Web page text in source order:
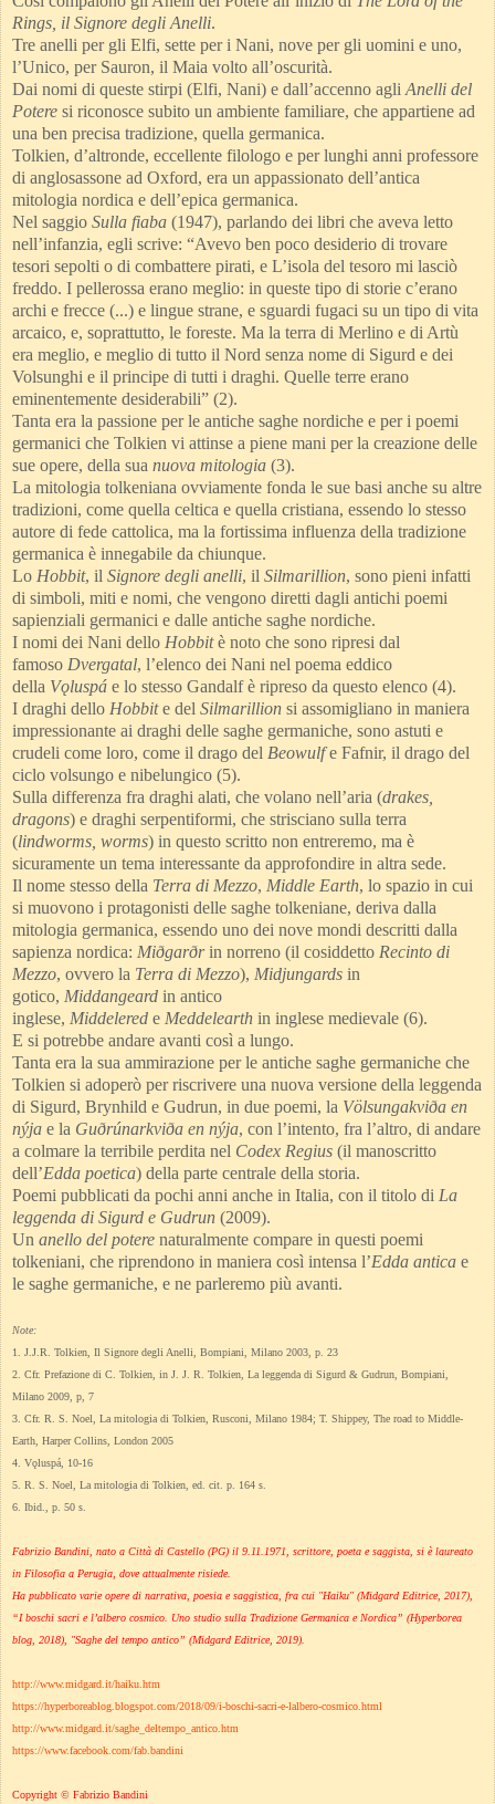
Rings, il Signore degli Anelli.
Tre anelli per gli Elfi, sette per i Nani, nove per gli uomini e uno,
l’Unico, per Sauron, il Maia volto all’oscurità.
Dai nomi di queste stirpi (Elfi, Nani) e dall’accenno agli Anelli del
Potere si riconosce subito un ambiente familiare, che appartiene ad
una ben precisa tradizione, quella germanica.
Tolkien, d’altronde, eccellente filologo e per lunghi anni professore
di anglosassone ad Oxford, era un appassionato dell’antica
mitologia nordica e dell’epica germanica.
Nel saggio Sulla fiaba (1947), parlando dei libri che aveva letto
nell’infanzia, egli scrive: “Avevo ben poco desiderio di trovare
tesori sepolti o di combattere pirati, e L’isola del tesoro mi lasciò
freddo. I pellerossa erano meglio: in queste tipo di storie c’erano
archi e frecce (...) e lingue strane, e sguardi fugaci su un tipo di vita
arcaico, e, soprattutto, le foreste. Ma la terra di Merlino e di Artù
era meglio, e meglio di tutto il Nord senza nome di Sigurd e dei
Volsunghi e il principe di tutti i draghi. Quelle terre erano
eminentemente desiderabili” (2).
Tanta era la passione per le antiche saghe nordiche e per i poemi
germanici che Tolkien vi attinse a piene mani per la creazione delle
sue opere, della sua nuova mitologia (3).
La mitologia tolkeniana ovviamente fonda le sue basi anche su altre
tradizioni, come quella celtica e quella cristiana, essendo lo stesso
autore di fede cattolica, ma la fortissima influenza della tradizione
germanica è innegabile da chiunque.
Lo Hobbit, il Signore degli anelli, il Silmarillion, sono pieni infatti
di simboli, miti e nomi, che vengono diretti dagli antichi poemi
sapienziali germanici e dalle antiche saghe nordiche.
I nomi dei Nani dello Hobbitè noto che sono ripresi dal
famoso Dvergatal, l’elenco dei Nani nel poema eddico
della Vǫluspá e lo stesso Gandalf è ripreso da questo elenco (4).
I draghi dello Hobbite del Silmarillion si assomigliano in maniera
impressionante ai draghi delle saghe germaniche, sono astuti e
crudeli come loro, come il drago del Beowulfe Fafnir, il drago del
ciclo volsungo e nibelungico (5).
Sulla differenza fra draghi alati, che volano nell’aria (drakes,
dragons) e draghi serpentiformi, che strisciano sulla terra
(lindworms, worms) in questo scritto non entreremo, ma è
sicuramente un tema interessante da approfondire in altra sede.
Il nome stesso della Terra di Mezzo, Middle Earth, lo spazio in cui
si muovono i protagonisti delle saghe tolkeniane, deriva dalla
mitologia germanica, essendo uno dei nove mondi descritti dalla
sapienza nordica: Miðgarðrin norreno (il cosiddetto Recinto di
Mezzo, ovvero la Terra di Mezzo), Midjungards in
gotico, Middangeard in antico
inglese, Middelered e Meddelearth in inglese medievale (6).
E si potrebbe andare avanti così a lungo.
Tanta era la sua ammirazione per le antiche saghe germaniche che
Tolkien si adoperò per riscrivere una nuova versione della leggenda
di Sigurd, Brynhild e Gudrun, in due poemi, la Völsungakviða en
nýja e la Guðrúnarkviða en nýja, con l’intento, fra l’altro, di andare
a colmare la terribile perdita nel Codex Regius (il manoscritto
dell’Edda poetica) della parte centrale della storia.
Poemi pubblicati da pochi anni anche in Italia, con il titolo di La
leggenda di Sigurd e Gudrun (2009).
Un anello del potere naturalmente compare in questi poemi
tolkeniani, che riprendono in maniera così intensa l’Edda antica e
le saghe germaniche, e ne parleremo più avanti.
Note:
1. J.J.R. Tolkien, Il Signore degli Anelli, Bompiani, Milano 2003, p. 23
2. Cfr. Prefazione di C. Tolkien, in J. J. R. Tolkien, La leggenda di Sigurd & Gudrun, Bompiani,
Milano 2009, p, 7
3. Cfr. R. S. Noel, La mitologia di Tolkien, Rusconi, Milano 1984; T. Shippey, The road to Middle-
Earth, Harper Collins, London 2005
4. Vǫluspá, 10-16
5. R. S. Noel, La mitologia di Tolkien, ed. cit. p. 164 s.
6. Ibid., p. 50 s.
Fabrizio Bandini, nato a Città di Castello (PG) il 9.11.1971, scrittore, poeta e saggista, si è laureato
in Filosofia a Perugia, dove attualmente risiede.
Ha pubblicato varie opere di narrativa, poesia e saggistica, fra cui "Haiku" (Midgard Editrice, 2017),
“I boschi sacri e l’albero cosmico. Uno studio sulla Tradizione Germanica e Nordica” (Hyperborea
blog, 2018), "Saghe del tempo antico” (Midgard Editrice, 2019).
http://www.midgard.it/haiku.htm
https://hyperboreablog.blogspot.com/2018/09/i-boschi-sacri-e-lalbero-cosmico.html
http://www.midgard.it/saghe_deltempo_antico.htm
https://www.facebook.com/fab.bandini
Copyright © Fabrizio Bandini